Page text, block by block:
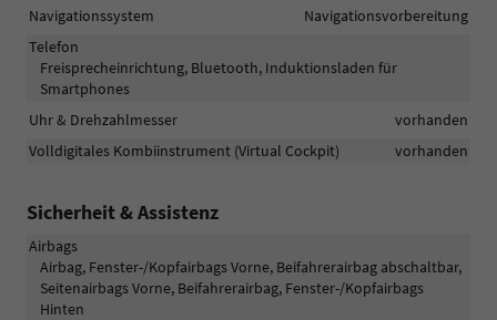
Navigationssystem
Navigationsvorbereitung
Telefon
Freisprecheinrichtung, Bluetooth, Induktionsladen für
Smartphones
Uhr & Drehzahlmesser
vorhanden
Volldigitales Kombiinstrument (Virtual Cockpit)
vorhanden
Sicherheit & Assistenz
Airbags
Airbag, Fenster-/Kopfairbags Vorne, Beifahrerairbag abschaltbar,
Seitenairbags Vorne, Beifahrerairbag, Fenster-/Kopfairbags
Hinten